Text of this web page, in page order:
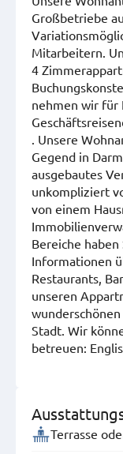
Großbetriebe
Mitarbeitern.
4
nehmen wir für
. Unsere
Gegend in
ausgebautes
unkompliziert
von einem
Bereiche
Informationen
Restaurants,
unseren
Stadt. Wir
betreuen:
Terrasse